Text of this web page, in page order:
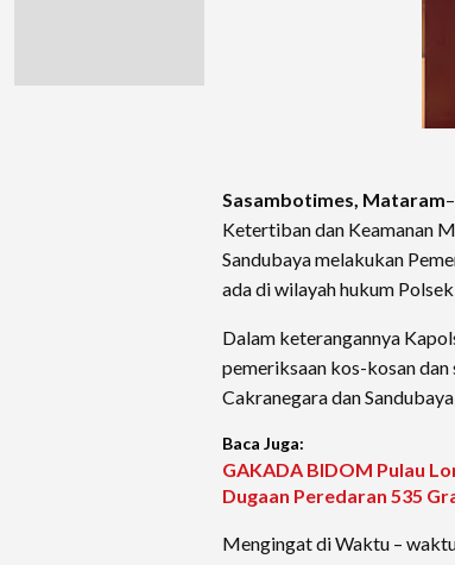
Sasambotimes, Mataram
Ketertiban dan Keamanan
Sandubaya melakukan
ada di wilayah hukum
Dalam keterangannya
pemeriksaan kos-kosan dan
Cakranegara dan
Baca Juga:
GAKADA BIDOM Pulau
Dugaan Peredaran 535
Mengingat di Waktu –